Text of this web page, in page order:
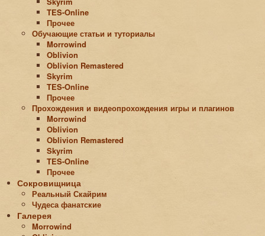
TES-Online
Прочее
Обучающие статьи и туториалы
Morrowind
Oblivion
Oblivion Remastered
Skyrim
TES-Online
Прочее
Прохождения и видеопрохождения игры и плагинов
Morrowind
Oblivion
Oblivion Remastered
Skyrim
TES-Online
Прочее
Сокровищница
Реальный Скайрим
Чудеса фанатские
Галерея
Morrowind